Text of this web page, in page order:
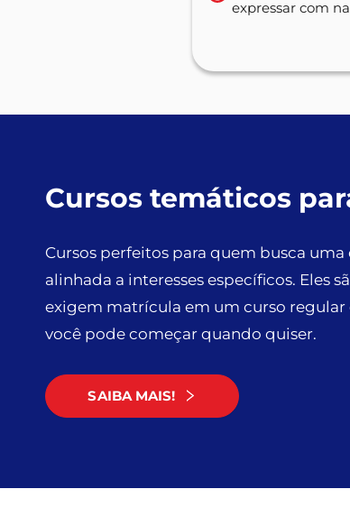
expressar com
Cursos temáticos
Cursos perfeitos para quem busca
alinhada a interesses específicos. Eles
exigem matrícula em um curso regular
você pode começar quando quiser.
SAIBA MAIS!